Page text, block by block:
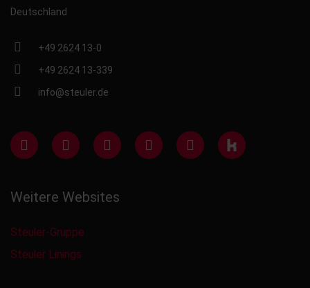
Deutschland
+49 2624 13-0
+49 2624 13-339
info@steuler.de
Weitere Websites
Steuler-Gruppe
Steuler Linings